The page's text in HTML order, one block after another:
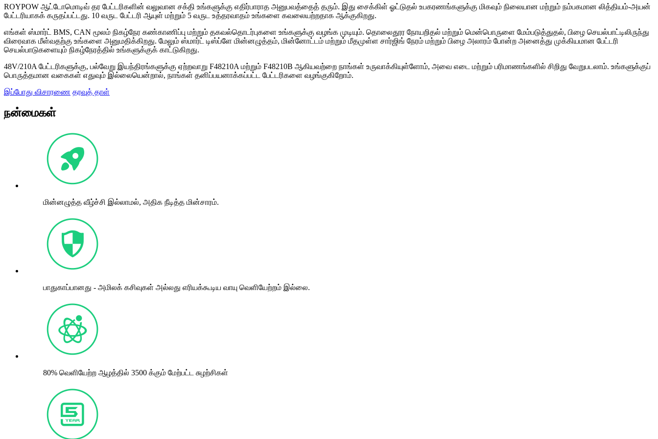
ROYPOW ஆட்டோமொடிவ் தர பேட்டரிகளின் வலுவான சக்தி உங்களுக்கு எதிர்பாராத அனுபவத்தைத் தரும். இது சைக்கிள் ஓட்டுதல் உபகரணங்களுக்கு மிகவும் நிலையான மற்றும் நம்பகமான லித்தியம்-அயன்
பேட்டரியாகக் கருதப்பட்டது. 10 வருட பேட்டரி ஆயுள் மற்றும் 5 வருட உத்தரவாதம் உங்களை கவலையற்றதாக ஆக்குகிறது.
எங்கள் ஸ்மார்ட் BMS, CAN மூலம் நிகழ்நேர கண்காணிப்பு மற்றும் தகவல்தொடர்புகளை உங்களுக்கு வழங்க முடியும். தொலைதூர நோயறிதல் மற்றும் மென்பொருளை மேம்படுத்துதல், பிழை செயல்பாட்டிலிருந்து
விரைவாக மீள்வதற்கு உங்களை அனுமதிக்கிறது. மேலும் ஸ்மார்ட் டிஸ்ப்ளே மின்னழுத்தம், மின்னோட்டம் மற்றும் மீதமுள்ள சார்ஜிங் நேரம் மற்றும் பிழை அலாரம் போன்ற அனைத்து முக்கியமான பேட்டரி
செயல்பாடுகளையும் நிகழ்நேரத்தில் உங்களுக்குக் காட்டுகிறது.
48V/210A பேட்டரிகளுக்கு, பல்வேறு இயந்திரங்களுக்கு ஏற்றவாறு F48210A மற்றும் F48210B ஆகியவற்றை நாங்கள் உருவாக்கியுள்ளோம், அவை எடை மற்றும் பரிமாணங்களில் சிறிது வேறுபடலாம். உங்களுக்குப்
பொருத்தமான வகைகள் எதுவும் இல்லையென்றால், நாங்கள் தனிப்பயனாக்கப்பட்ட பேட்டரிகளை வழங்குகிறோம்.
இப்போது விசாரணை தரவுத் தாள்
நன்மைகள்
மின்னழுத்த வீழ்ச்சி இல்லாமல், அதிக நீடித்த மின்சாரம்.
பாதுகாப்பானது - அமிலக் கசிவுகள் அல்லது எரியக்கூடிய வாயு வெளியேற்றம் இல்லை.
80% வெளியேற்ற ஆழத்தில் 3500 க்கும் மேற்பட்ட சுழற்சிகள்